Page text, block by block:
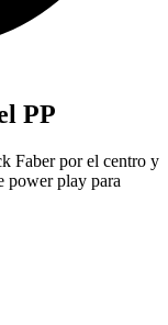
PP
Faber por el centro y
power play para